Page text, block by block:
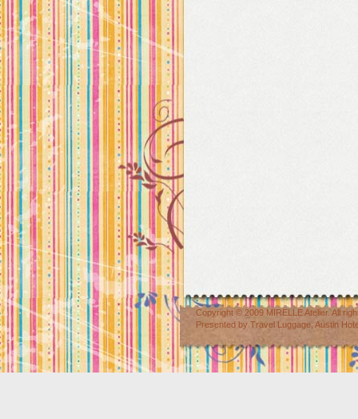
Copyright © 2009 MIRELLE Atelier. All
Presented by Travel Luggage Austin